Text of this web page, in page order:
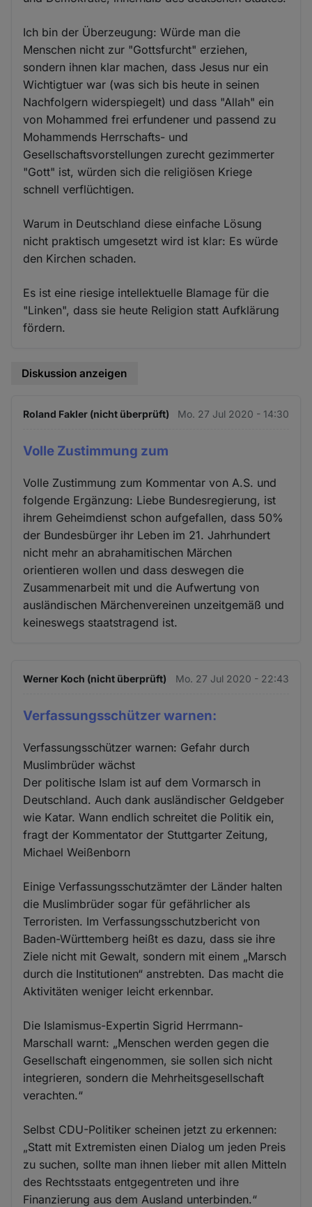
Ich bin der Überzeugung: Würde man die
Menschen nicht zur "Gottsfurcht" erziehen,
sondern ihnen klar machen, dass Jesus nur ein
Wichtigtuer war (was sich bis heute in seinen
Nachfolgern widerspiegelt) und dass "Allah" ein
von Mohammed frei erfundener und passend zu
Mohammends Herrschafts- und
Gesellschaftsvorstellungen zurecht gezimmerter
"Gott" ist, würden sich die religiösen Kriege
schnell verflüchtigen.
Warum in Deutschland diese einfache Lösung
nicht praktisch umgesetzt wird ist klar: Es würde
den Kirchen schaden.
Es ist eine riesige intellektuelle Blamage für die
"Linken", dass sie heute Religion statt Aufklärung
fördern.
Diskussion anzeigen
Roland Fakler (nicht überprüft) Mo. 27 Jul 2020 - 14:30
Volle Zustimmung zum
Volle Zustimmung zum Kommentar von A.S. und
folgende Ergänzung: Liebe Bundesregierung, ist
ihrem Geheimdienst schon aufgefallen, dass 50%
der Bundesbürger ihr Leben im 21. Jahrhundert
nicht mehr an abrahamitischen Märchen
orientieren wollen und dass deswegen die
Zusammenarbeit mit und die Aufwertung von
ausländischen Märchenvereinen unzeitgemäß und
keineswegs staatstragend ist.
Werner Koch (nicht überprüft) Mo. 27 Jul 2020 - 22:43
Verfassungsschützer warnen:
Verfassungsschützer warnen: Gefahr durch
Muslimbrüder wächst
Der politische Islam ist auf dem Vormarsch in
Deutschland. Auch dank ausländischer Geldgeber
wie Katar. Wann endlich schreitet die Politik ein,
fragt der Kommentator der Stuttgarter Zeitung,
Michael Weißenborn
Einige Verfassungsschutzämter der Länder halten
die Muslimbrüder sogar für gefährlicher als
Terroristen. Im Verfassungsschutzbericht von
Baden-Württemberg heißt es dazu, dass sie ihre
Ziele nicht mit Gewalt, sondern mit einem „Marsch
durch die Institutionen“ anstrebten. Das macht die
Aktivitäten weniger leicht erkennbar.
Die Islamismus-Expertin Sigrid Herrmann-
Marschall warnt: „Menschen werden gegen die
Gesellschaft eingenommen, sie sollen sich nicht
integrieren, sondern die Mehrheitsgesellschaft
verachten.“
Selbst CDU-Politiker scheinen jetzt zu erkennen:
„Statt mit Extremisten einen Dialog um jeden Preis
zu suchen, sollte man ihnen lieber mit allen Mitteln
des Rechtsstaats entgegentreten und ihre
Finanzierung aus dem Ausland unterbinden.“